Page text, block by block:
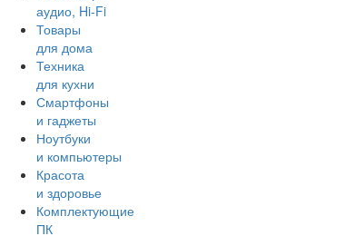
аудио, Hi-Fi
Товары
для дома
Техника
для кухни
Смартфоны
и гаджеты
Ноутбуки
и компьютеры
Красота
и здоровье
Комплектующие
ПК